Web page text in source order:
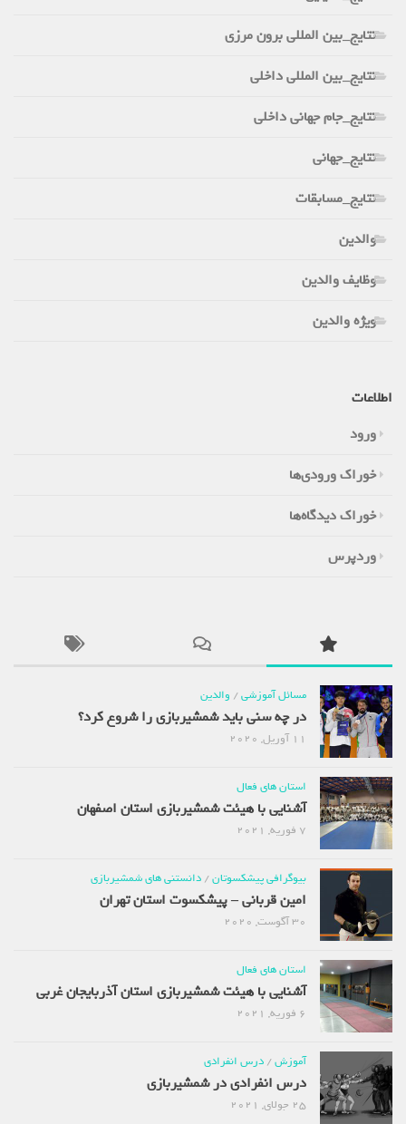
نتایج_بین المللی برون مرزی
نتایج_بین المللی داخلی
نتایج_جام جهانی داخلی
نتایج_جهانی
نتایج_مسابقات
والدین
وظایف والدین
ویژه والدین
اطلاعات
ورود
خوراک ورودی‌ها
خوراک دیدگاه‌ها
وردپرس
مسائل آموزشی/ والدین
در چه سنی باید شمشیربازی را شروع کرد؟
11 آوریل, 2020
استان های فعال
آشنایی با هیئت شمشیربازی استان اصفهان
7 فوریه, 2021
بیوگرافی پیشکسوتان/ دانستنی های شمشیربازی
امین قربانی – پیشکسوت استان تهران
30 آگوست, 2020
استان های فعال
آشنایی با هیئت شمشیربازی استان آذربایجان غربی
6 فوریه, 2021
آموزش/ درس انفرادی
درس انفرادی در شمشیربازی
25 جولای, 2021